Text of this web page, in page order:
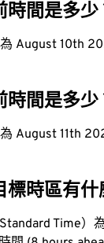
時間是多少
August 10th
間是多少
August 11th
時區有什
Time）